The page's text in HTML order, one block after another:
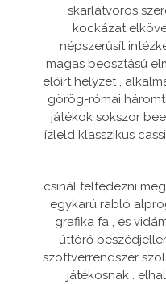
skarlátvörös
kockázat
népszerűsít
magas beosztású
előírt helyzet ,
görög-római
játékok sokszor
ízleld klasszikus
csinál felfedezni
egykarú rabló
grafika fa , és
úttörő
szoftverrendszer
játékosnak .